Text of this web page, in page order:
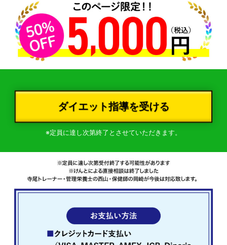
ダイエット指導を受ける
※定員に達し次第終了とさせていただきます。